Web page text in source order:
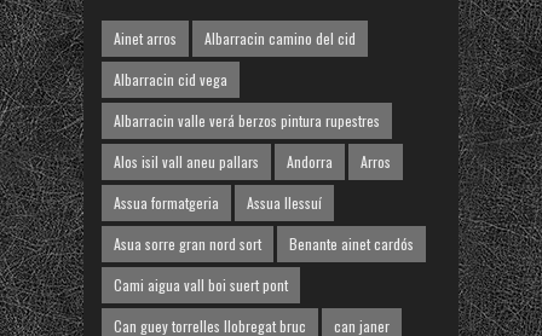
Ainet arros
Albarracin camino del cid
Albarracin cid vega
Albarracin valle verá berzos pintura rupestres
Alos isil vall aneu pallars
Andorra
Arros
Assua formatgeria
Assua llessuí
Asua sorre gran nord sort
Benante ainet cardós
Cami aigua vall boi suert pont
Can guey torrelles llobregat bruc
can janer